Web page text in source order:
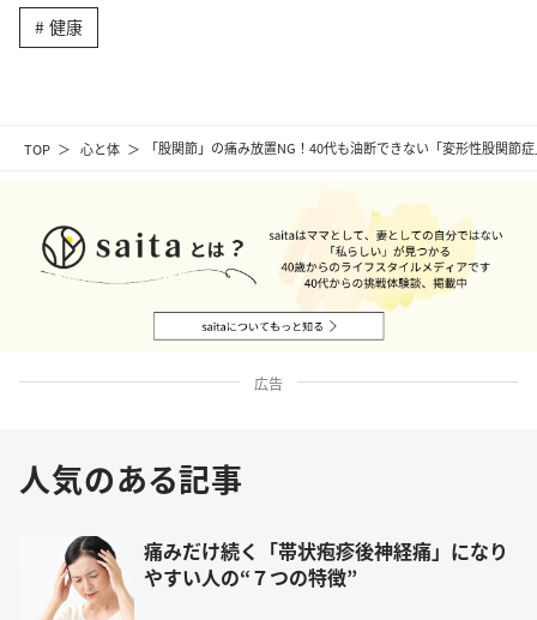
TOP 心と体 「股関節」の痛み放置NG！40代も油断できない「変形性股関節
健康
広告
人気のある記事
痛みだけ続く「帯状疱疹後神経痛」になり
やすい人の“７つの特徴”